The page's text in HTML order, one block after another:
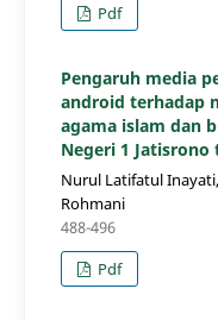
Pdf
Pengaruh media
android terhadap
agama islam dan
Negeri 1 Jatisrono
Nurul Latifatul
Rohmani
488-496
Pdf